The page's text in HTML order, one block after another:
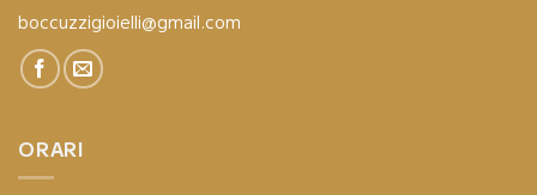
boccuzzigioielli@gmail.com
ORARI